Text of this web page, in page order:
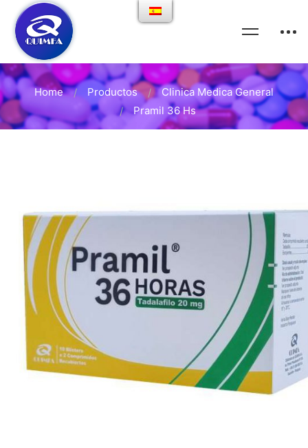
Home Productos
Clinica Medica General
Pramil 36 Hs